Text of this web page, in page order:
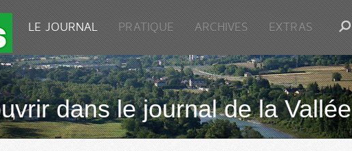
LE JOURNAL PRATIQUE ARCHIVES EXTRAS
dans le journal de la Vallée